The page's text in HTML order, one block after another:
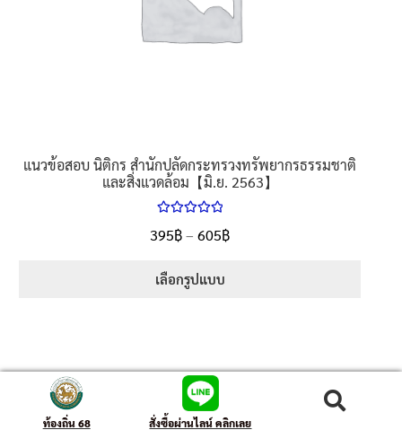
แนวข้อสอบ นิติกร สำนักปลัดกระทรวงทรัพยากรธรรมชาติ
และสิ่งแวดล้อม【มิ.ย. 2563】
5.00
ตั้งแต่
395฿– 605฿
เลือกรูปแบบ
ท้องถิ่น 68 สั่งซื้อผ่านไลน์ คลิกเลย